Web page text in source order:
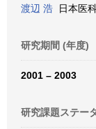
渡辺 浩 日本医
研究期間 (年度)
2001 – 2003
研究課題ステー